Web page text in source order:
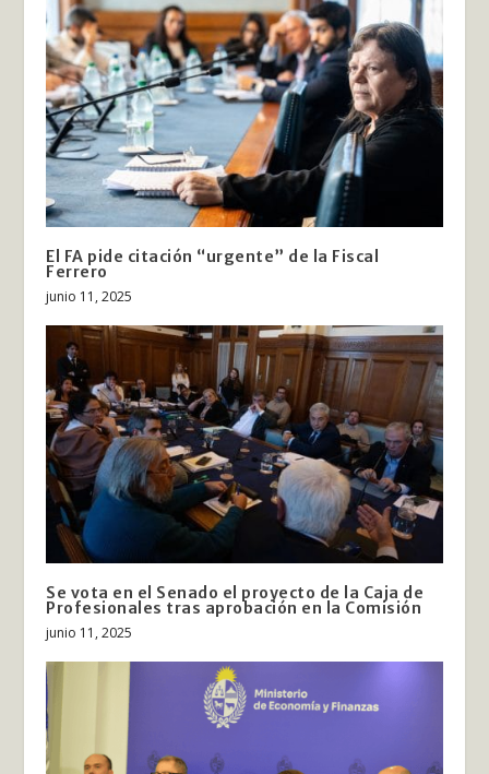
El FA pide citación “urgente” de la Fiscal
Ferrero
junio 11, 2025
Se vota en el Senado el proyecto de la Caja de
Profesionales tras aprobación en la Comisión
junio 11, 2025